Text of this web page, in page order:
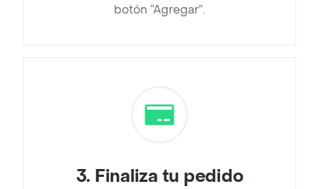
botón “Agregar”.
3. Finaliza tu pedido